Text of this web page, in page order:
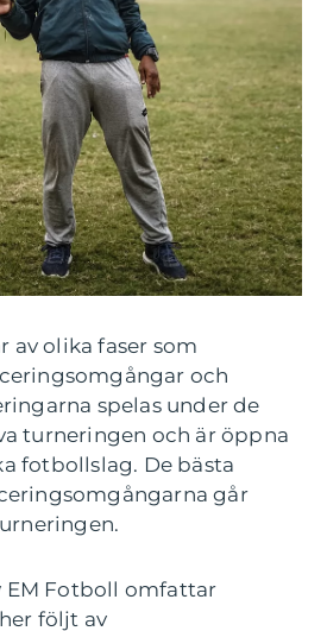
av olika faser som
och
spelas under de
turneringen och är öppna
fotbollslag. De bästa
går
EM Fotboll omfattar
följt av